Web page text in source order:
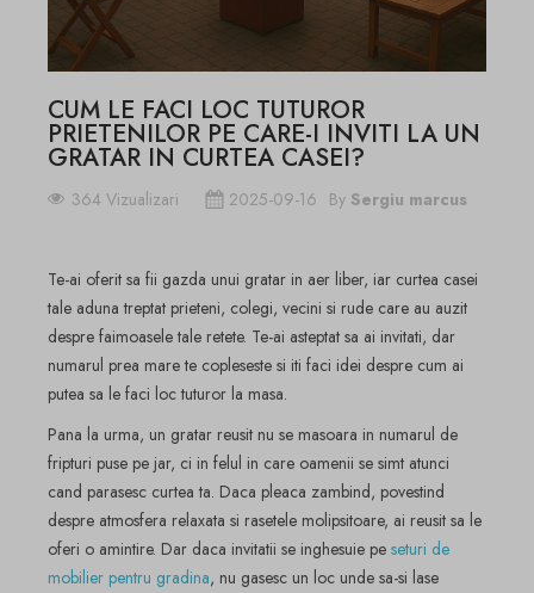
CUM LE FACI LOC TUTUROR
PRIETENILOR PE CARE-I INVITI LA UN
GRATAR IN CURTEA CASEI?
364 Vizualizari 2025-09-16 By Sergiu marcus
Te-ai oferit sa fii gazda unui gratar in aer liber, iar curtea casei
tale aduna treptat prieteni, colegi, vecini si rude care au auzit
despre faimoasele tale retete. Te-ai asteptat sa ai invitati, dar
numarul prea mare te copleseste si iti faci idei despre cum ai
putea sa le faci loc tuturor la masa.
Pana la urma, un gratar reusit nu se masoara in numarul de
fripturi puse pe jar, ci in felul in care oamenii se simt atunci
cand parasesc curtea ta. Daca pleaca zambind, povestind
despre atmosfera relaxata si rasetele molipsitoare, ai reusit sa le
oferi o amintire. Dar daca invitatii se inghesuie pe seturi de
mobilier pentru gradina, nu gasesc un loc unde sa-si lase